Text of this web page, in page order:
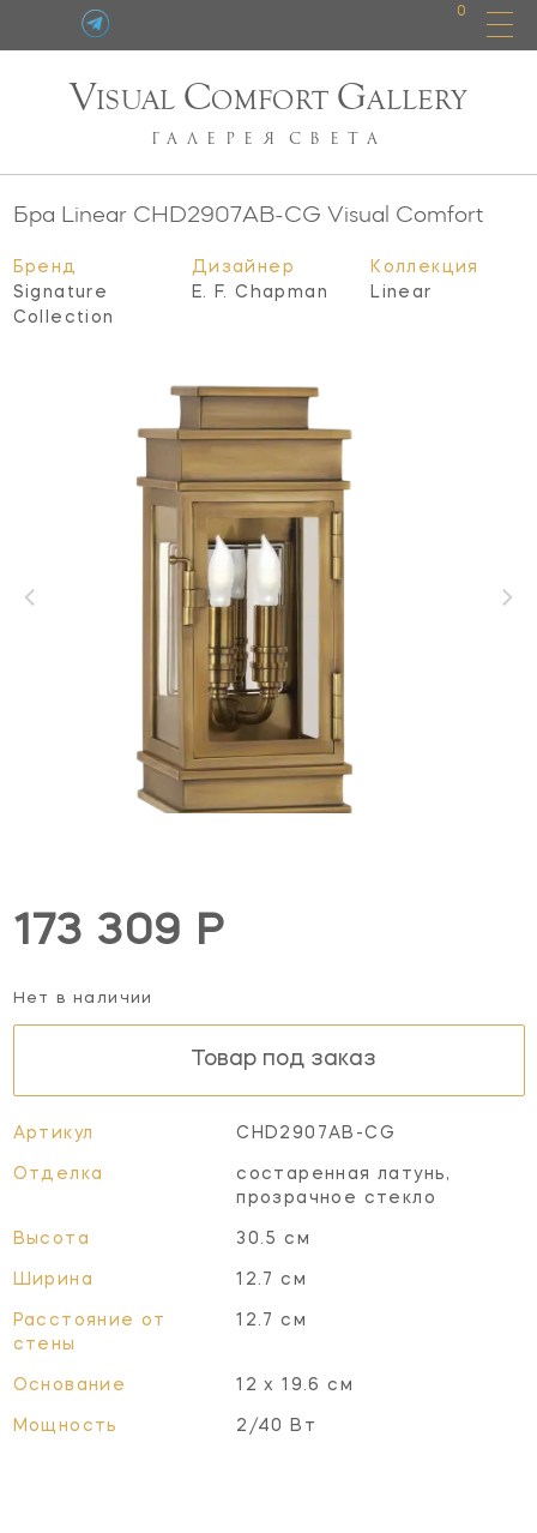
0
VISUAL COMFORT GALLERY
ГАЛЕРЕЯ СВЕТА
Бра Linear CHD2907AB-CG Visual Comfort
Бренд
Signature
Collection
Дизайнер
E. F. Chapman
Коллекция
Linear
173 309 Р
Нет в наличии
Товар под заказ
Артикул CHD2907AB-CG
Отделка
состаренная латунь,
прозрачное стекло
Высота 30.5 см
Ширина 12.7 см
Расстояние от
стены
12.7 см
Основание 12 х 19.6 см
Мощность 2/40 Вт